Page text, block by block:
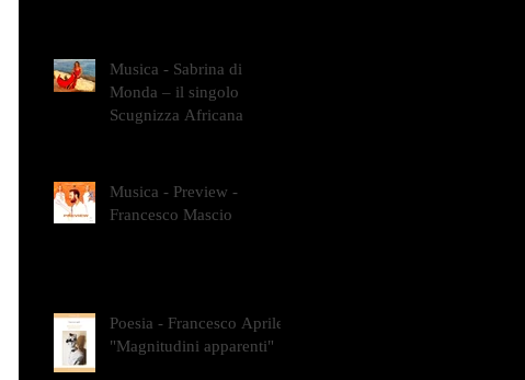
Musica - Sabrina di
Monda – il singolo
Scugnizza Africana
Musica - Preview -
Francesco Mascio
Poesia - Francesco Aprile -
"Magnitudini apparenti"